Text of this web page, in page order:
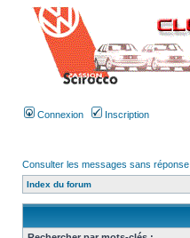
Connexion Inscription
Consulter les messages sans réponse
Index du forum